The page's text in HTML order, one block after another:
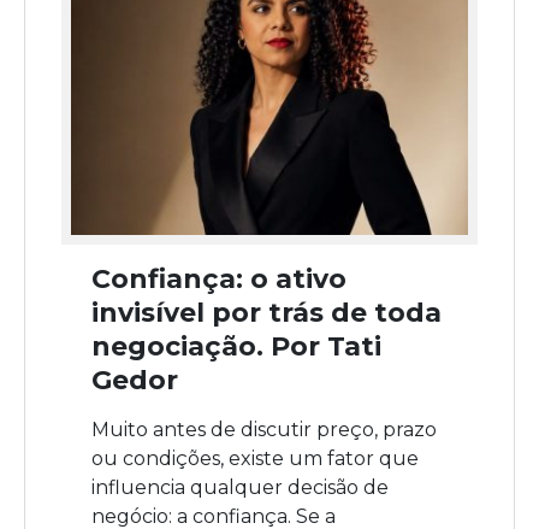
Confiança: o ativo
invisível por trás de toda
negociação. Por Tati
Gedor
Muito antes de discutir preço, prazo
ou condições, existe um fator que
influencia qualquer decisão de
negócio: a confiança. Se a